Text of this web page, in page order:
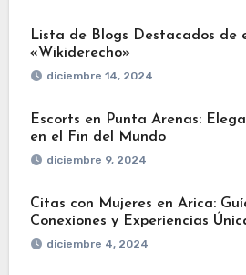
Lista de Blogs Destacados de
«Wikiderecho»
diciembre 14, 2024
Escorts en Punta Arenas:
en el Fin del Mundo
diciembre 9, 2024
Citas con Mujeres en Arica:
Conexiones y Experiencias
diciembre 4, 2024